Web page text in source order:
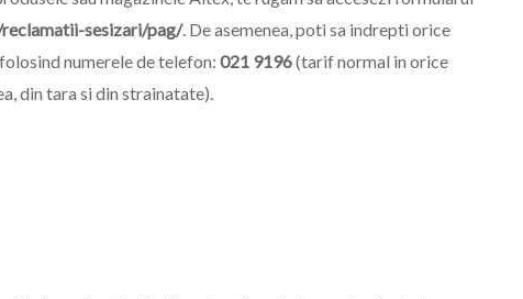
sesizari/pag/. De asemenea, poti sa indrepti orice
numerele de telefon: 021 9196(tarif normal in orice
din tara si din strainatate).